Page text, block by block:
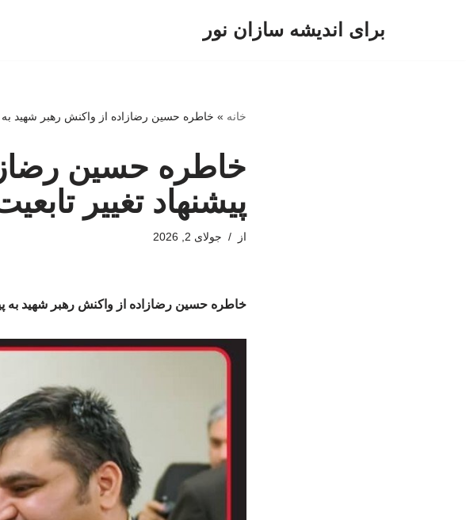
برای اندیشه سازان نور
خانه » خاطره حسین رضازاده از واکنش رهبر شهید به
خاطره حسین
پیشنهاد تغییر
از جولای 2, 2026
خاطره حسین رضازاده از واکنش رهبر شهید به